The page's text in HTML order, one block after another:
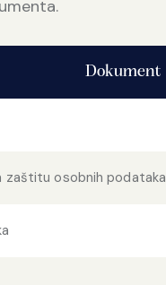
Dokument
zaštitu osobnih podataka